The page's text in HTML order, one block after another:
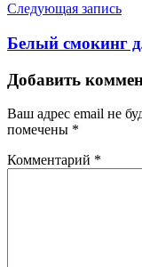
Следующая запись
Белый смокинг
Добавить
Ваш адрес email не
помечены *
Комментарий *